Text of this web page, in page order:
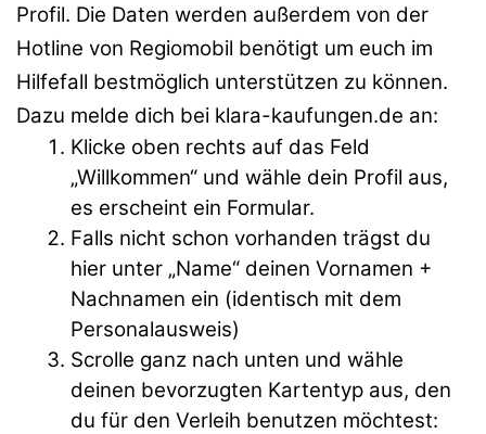
Profil. Die Daten werden außerdem von der
Hotline von Regiomobil benötigt um euch im
Hilfefall bestmöglich unterstützen zu können.
Dazu melde dich bei klara-kaufungen.de an:
Klicke oben rechts auf das Feld
„Willkommen“ und wähle dein Profil aus,
es erscheint ein Formular.
Falls nicht schon vorhanden trägst du
hier unter „Name“ deinen Vornamen +
Nachnamen ein (identisch mit dem
Personalausweis)
Scrolle ganz nach unten und wähle
deinen bevorzugten Kartentyp aus, den
du für den Verleih benutzen möchtest: